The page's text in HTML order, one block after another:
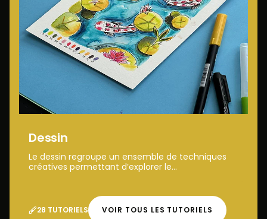
Dessin
Le dessin regroupe un ensemble de techniques
créatives permettant d’explorer le...
28 TUTORIELS VOIR TOUS LES TUTORIELS